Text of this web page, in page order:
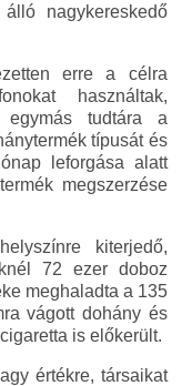
nagykereskedő
erre a célra
használtak,
egymás tudtára a
típusát és
leforgása alatt
megszerzése
kiterjedő,
72 ezer doboz
meghaladta a 135
vágott dohány és
is előkerült.
értékre, társaikat